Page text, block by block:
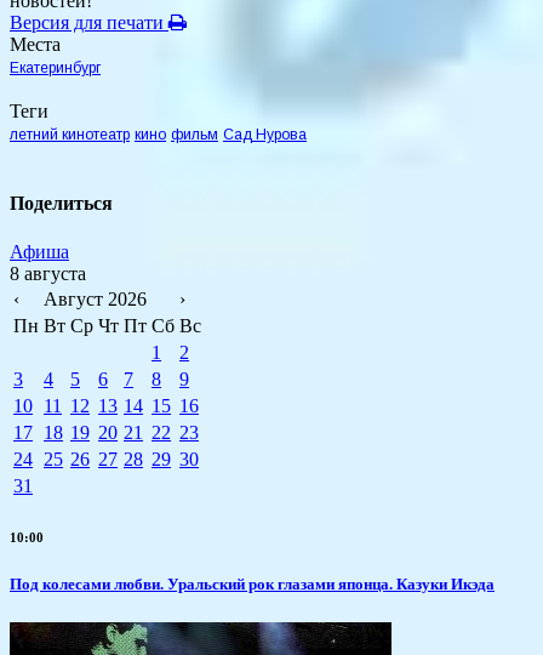
Версия для печати
Места
Екатеринбург
Теги
летний кинотеатр кино фильм Сад Нурова
Поделиться
Афиша
8 августа
‹
Август 2026
›
Пн Вт Ср Чт Пт Сб Вс
1
2
3
4 5 6 7 8
9
10 11 12 13 14 15 16
17 18 19 20 21 22 23
24 25 26 27 28 29 30
31
10:00
Под колесами любви. Уральский рок глазами японца. Казуки Икэда